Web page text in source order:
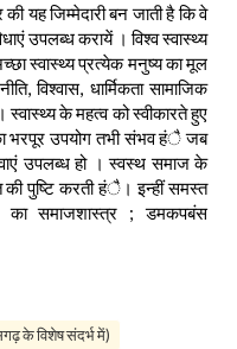
यह जिम्मेदारी बन जाती है कि वे
उपलब्ध करायें । विश्व स्वास्थ्य
स्वास्थ्य प्रत्येक मनुष्य का मूल
विश्वास, धार्मिकता सामाजिक
के महत्व को स्वीकारते हुए
भरपूर उपयोग तभी संभव हंै जब
उपलब्ध हो । स्वस्थ समाज के
की पुष्टि करती हंै। इन्हीं समस्त
का समाजशास्त्र ; डमकपबंस
के विशेष संदर्भ में)